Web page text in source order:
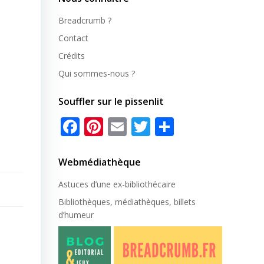
Breadcrumb ?
Contact
Crédits
Qui sommes-nous ?
Souffler sur le pissenlit
Facebook
Pinterest
EmailTwitter
Webmédiathèque
Astuces d’une ex-bibliothécaire
Bibliothèques, médiathèques, billets
d’humeur